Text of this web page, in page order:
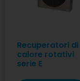
Recuperatori di
calore rotativi
serie E